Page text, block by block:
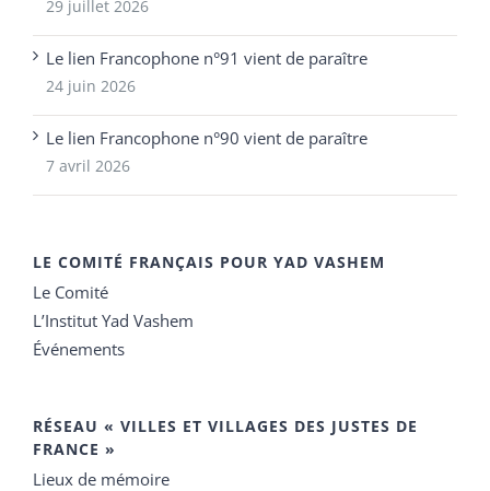
29 juillet 2026
Le lien Francophone n°91 vient de paraître
24 juin 2026
Le lien Francophone n°90 vient de paraître
7 avril 2026
LE COMITÉ FRANÇAIS POUR YAD VASHEM
Le Comité
L’Institut Yad Vashem
Événements
RÉSEAU « VILLES ET VILLAGES DES JUSTES DE
FRANCE »
Lieux de mémoire